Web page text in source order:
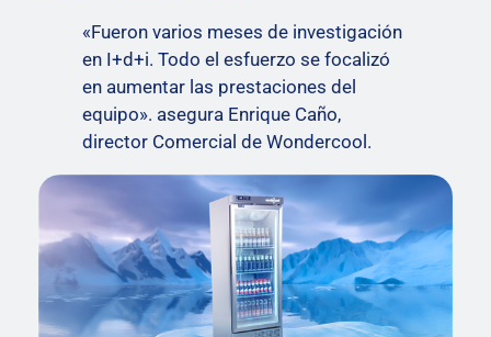
«Fueron varios meses de investigación
en I+d+i. Todo el esfuerzo se focalizó
en aumentar las prestaciones del
equipo». asegura Enrique Caño,
director Comercial de Wondercool.